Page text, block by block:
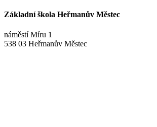
Základní škola Heřmanův Městec
náměstí Míru 1
538 03 Heřmanův Městec